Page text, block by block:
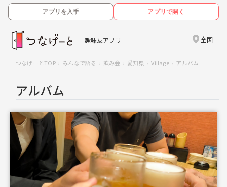
アプリを入手 アプリで開く
趣味友アプリ 全国
つなげーとTOP みんなで語る 飲み会 愛知県 Village アルバム
アルバム